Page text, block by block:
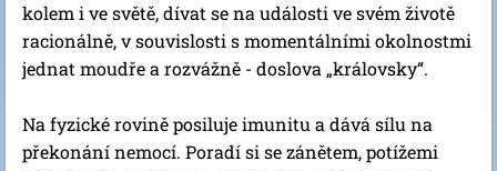
kolem i ve světě, dívat se na události ve svém životě
racionálně, v souvislosti s momentálními okolnostmi
jednat moudře a rozvážně - doslova „královsky“.
Na fyzické rovině posiluje imunitu a dává sílu na
překonání nemocí. Poradí si se zánětem, potížemi